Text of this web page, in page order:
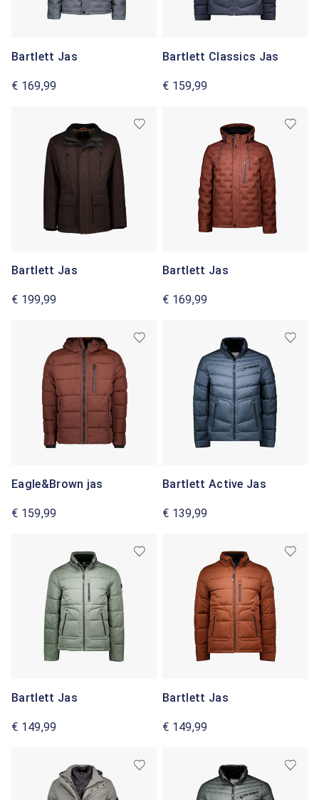
Bartlett Jas
€ 169,99
Bartlett Classics Jas
€ 159,99
Bartlett Jas
€ 199,99
Bartlett Jas
€ 169,99
Eagle&Brown jas
€ 159,99
Bartlett Active Jas
€ 139,99
Bartlett Jas
€ 149,99
Bartlett Jas
€ 149,99